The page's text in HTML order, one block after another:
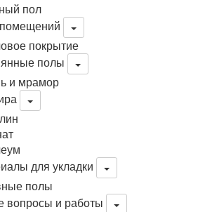
пол
покрытие
полы
и мрамор
для укладки
полы
вопросы и работы